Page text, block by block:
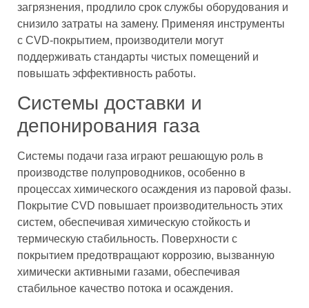
загрязнения, продлило срок службы оборудования и
снизило затраты на замену. Применяя инструменты
с CVD-покрытием, производители могут
поддерживать стандарты чистых помещений и
повышать эффективность работы.
Системы доставки и
депонирования газа
Системы подачи газа играют решающую роль в
производстве полупроводников, особенно в
процессах химического осаждения из паровой фазы.
Покрытие CVD повышает производительность этих
систем, обеспечивая химическую стойкость и
термическую стабильность. Поверхности с
покрытием предотвращают коррозию, вызванную
химически активными газами, обеспечивая
стабильное качество потока и осаждения.